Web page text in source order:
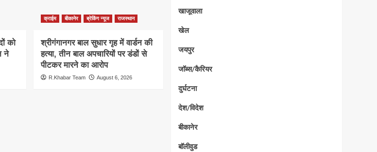
को
ने
क्राईम बीकानेर ब्रेकिंग न्यूज राजस्थान
श्रीगंगानगर बाल सुधार गृह में वार्डन की
हत्या, तीन बाल अपचारियों पर डंडों से
पीटकर मारने का आरोप
R.Khabar Team August 6, 2026
खाजूवाला
खेल
जयपुर
जॉब्स/कैरियर
दुर्घटना
देश/विदेश
बीकानेर
बॉलीवुड